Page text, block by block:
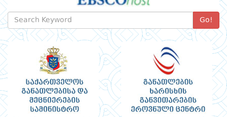
Go!